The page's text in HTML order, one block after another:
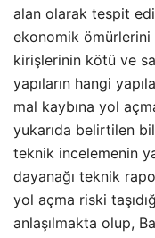
alan olarak tespit
ekonomik ömürlerini
kirişlerinin kötü ve
yapıların hangi
mal kaybına yol
yukarıda belirtilen
teknik incelemenin
dayanağı teknik
yol açma riski
anlaşılmakta olup,